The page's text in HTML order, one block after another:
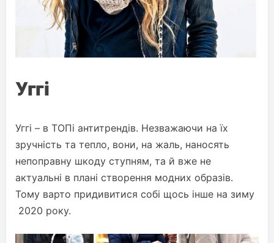
Уггі
Уггі – в ТОПі антитрендів. Незважаючи на їх
зручність та тепло, вони, на жаль, наносять
непоправну шкоду ступням, та й вже не
актуальні в плані створення модних образів.
Тому варто придивитися собі щось інше на зиму
2020 року.